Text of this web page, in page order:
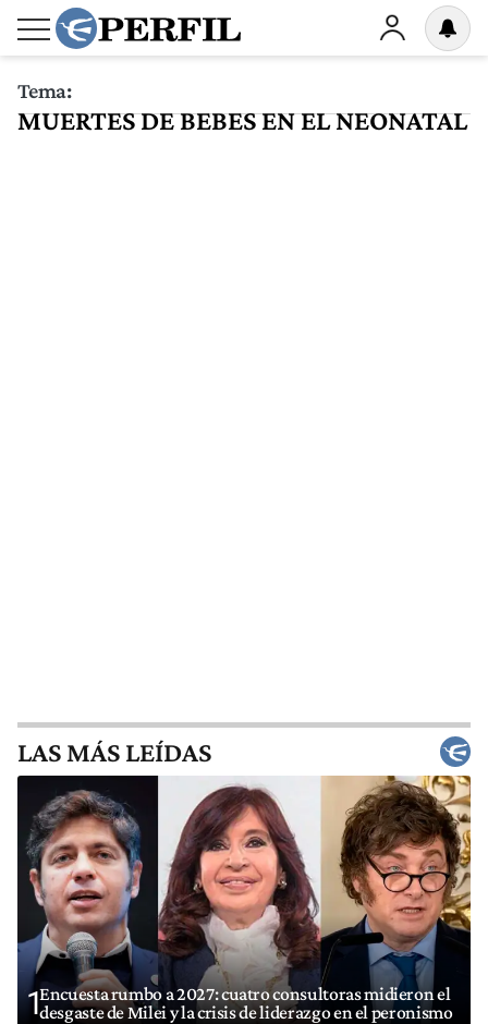
Tema:
MUERTES DE BEBES EN EL NEONATAL
LAS MÁS LEÍDAS
1Encuesta rumbo a 2027: cuatro consultoras midieron el
desgaste de Milei y la crisis de liderazgo en el peronismo